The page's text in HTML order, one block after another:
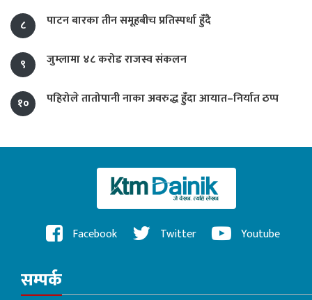
८ पाटन बारका तीन समूहबीच प्रतिस्पर्धा हुँदै
९ जुम्लामा ४८ करोड राजस्व संकलन
१० पहिरोले तातोपानी नाका अवरुद्ध हुँदा आयात–निर्यात ठप्प
Facebook Twitter Youtube
सम्पर्क